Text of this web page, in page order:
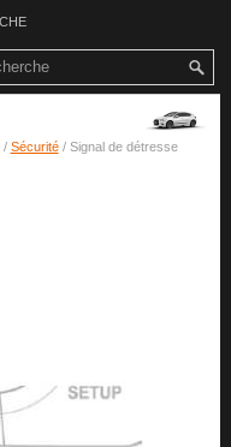
/ Sécurité/ Signal de détresse